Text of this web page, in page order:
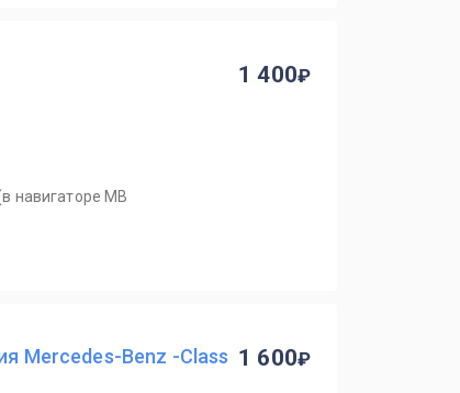
навигаторе MB
1 400
Mercedes-Benz -Class 1 600